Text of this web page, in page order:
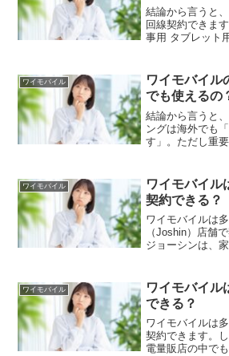
結論から言うと
回線契約できま
事用 タブレット
かもワイモバイ
線程度...
ワイモバイル
ワイモバイル
でも使えるの
結論から言うと
ングは海外でも
す」。ただし重
あるという点で
ザリング自体は
ワイモバイル
ワイモバイル
契約できる？
ワイモバイルは
（Joshin）店舗
ジョーシンは、
に： 新規契約
SIMのみ契約 ...
ワイモバイル
ワイモバイル
できる？
ワイモバイルは
契約できます。
電量販店の中で